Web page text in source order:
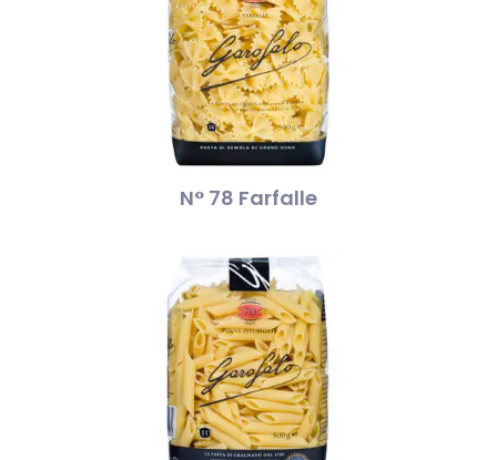
N° 78 Farfalle